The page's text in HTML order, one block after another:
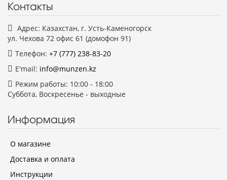
Контакты
Адрес: Казахстан, г. Усть-Каменогорск
ул. Чехова 72 офис 61 (домофон 91)
Телефон: +7 (777) 238-83-20
E'mail: info@munzen.kz
Режим работы: 10:00 - 18:00
Суббота, Воскресенье - выходные
Информация
О магазине
Доставка и оплата
Инструкции